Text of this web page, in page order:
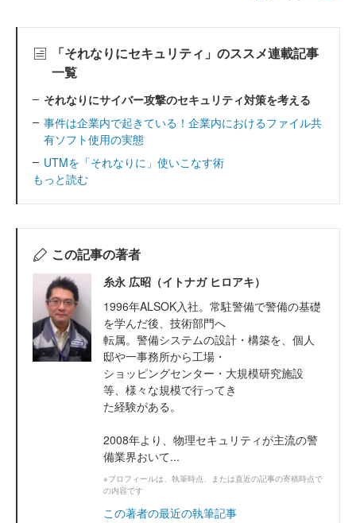
「それなりにセキュリティ」のススメ連載記事
一覧
それなりにサイバー攻撃のセキュリティ対策を考える
事件は企業内で起きている！企業内におけるファイル共
有ソフト使用の実態
UTMを「それなりに」使いこなす術
もっと読む
この記事の著者
糸永 広昭（イトナガ ヒロアキ）
1996年ALSOK入社。常駐警備で警備の基礎
を学んだ後、技術部門へ
転属。警備システムの設計・構築を、個人
邸や一事務所から工場・
ショッピングセンター・大規模研究施設
等、様々な規模で行ってき
た経験がある。
2008年より、物理セキュリティが主流の警
備業界おいて...
※プロフィールは、執筆時点、または直近の記事の寄稿時点で
の内容です
この著者の最近の執筆記事